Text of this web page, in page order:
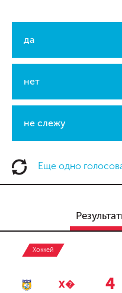
да
нет
не слежу
Еще одно
Хоккей
Х� 4